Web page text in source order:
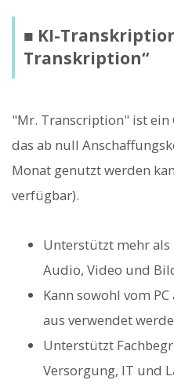
■ KI-
Transkription“
"Mr. Transcription" ist
das ab null
Monat genutzt werden
verfügbar).
Unterstützt mehr
Audio, Video und
Kann sowohl vom
aus verwendet
Unterstützt
Versorgung, IT und